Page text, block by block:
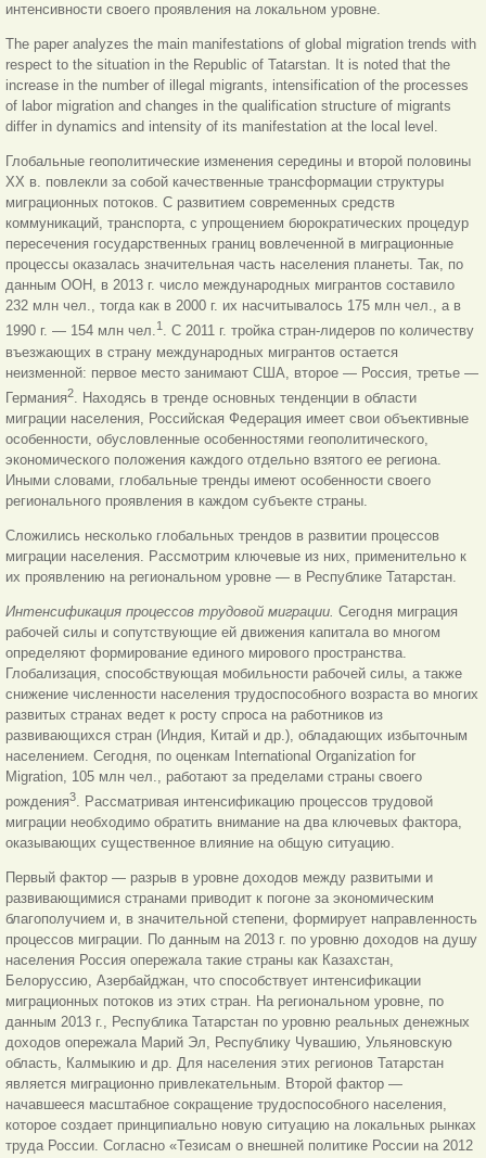
интенсивности своего проявления на локальном уровне.
The paper analyzes the main manifestations of global migration trends with
respect to the situation in the Republic of Tatarstan. It is noted that the
increase in the number of illegal migrants, intensification of the processes
of labor migration and changes in the qualification structure of migrants
differ in dynamics and intensity of its manifestation at the local level.
Глобальные геополитические изменения середины и второй половины
XX в. повлекли за собой качественные трансформации структуры
миграционных потоков. С развитием современных средств
коммуникаций, транспорта, с упрощением бюрократических процедур
пересечения государственных границ вовлеченной в миграционные
процессы оказалась значительная часть населения планеты. Так, по
данным ООН, в 2013 г. число международных мигрантов составило
232 млн чел., тогда как в 2000 г. их насчитывалось 175 млн чел., а в
1990 г. — 154 млн чел.1 . С 2011 г. тройка стран-лидеров по количеству
въезжающих в страну международных мигрантов остается
неизменной: первое место занимают США, второе — Россия, третье —
Германия2. Находясь в тренде основных тенденции в области
миграции населения, Российская Федерация имеет свои объективные
особенности, обусловленные особенностями геополитического,
экономического положения каждого отдельно взятого ее региона.
Иными словами, глобальные тренды имеют особенности своего
регионального проявления в каждом субъекте страны.
Сложились несколько глобальных трендов в развитии процессов
миграции населения. Рассмотрим ключевые из них, применительно к
их проявлению на региональном уровне — в Республике Татарстан.
Интенсификация процессов трудовой миграции. Сегодня миграция
рабочей силы и сопутствующие ей движения капитала во многом
определяют формирование единого мирового пространства.
Глобализация, способствующая мобильности рабочей силы, а также
снижение численности населения трудоспособного возраста во многих
развитых странах ведет к росту спроса на работников из
развивающихся стран (Индия, Китай и др.), обладающих избыточным
населением. Сегодня, по оценкам International Organization for
Migration, 105 млн чел., работают за пределами страны своего
рождения3. Рассматривая интенсификацию процессов трудовой
миграции необходимо обратить внимание на два ключевых фактора,
оказывающих существенное влияние на общую ситуацию.
Первый фактор — разрыв в уровне доходов между развитыми и
развивающимися странами приводит к погоне за экономическим
благополучием и, в значительной степени, формирует направленность
процессов миграции. По данным на 2013 г. по уровню доходов на душу
населения Россия опережала такие страны как Казахстан,
Белоруссию, Азербайджан, что способствует интенсификации
миграционных потоков из этих стран. На региональном уровне, по
данным 2013 г., Республика Татарстан по уровню реальных денежных
доходов опережала Марий Эл, Республику Чувашию, Ульяновскую
область, Калмыкию и др. Для населения этих регионов Татарстан
является миграционно привлекательным. Второй фактор —
начавшееся масштабное сокращение трудоспособного населения,
которое создает принципиально новую ситуацию на локальных рынках
труда России. Согласно «Тезисам о внешней политике России на 2012